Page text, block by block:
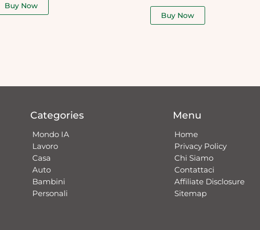
Buy Now
out
Buy Now
Categories
Mondo IA
Lavoro
Casa
Auto
Bambini
Personali
Menu
Home
Privacy Policy
Chi Siamo
Contattaci​
Affiliate Disclosure
Sitemap